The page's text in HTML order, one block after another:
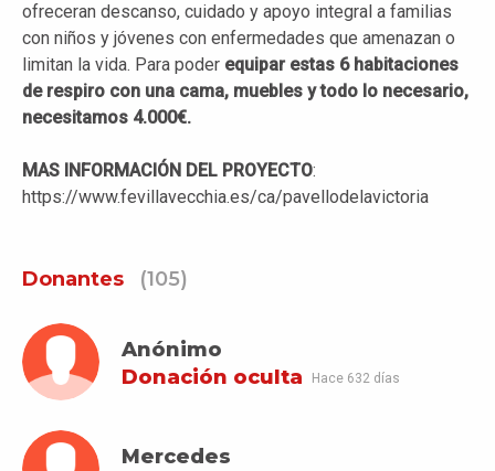
ofreceran descanso, cuidado y apoyo integral a familias
con niños y jóvenes con enfermedades que amenazan o
limitan la vida. Para poder equipar estas 6 habitaciones
de respiro con una cama, muebles y todo lo necesario,
necesitamos 4.000€.
MAS INFORMACIÓN DEL PROYECTO:
https://www.fevillavecchia.es/ca/pavellodelavictoria
Donantes (105)
Anónimo
Donación oculta
Hace 632 días
Mercedes